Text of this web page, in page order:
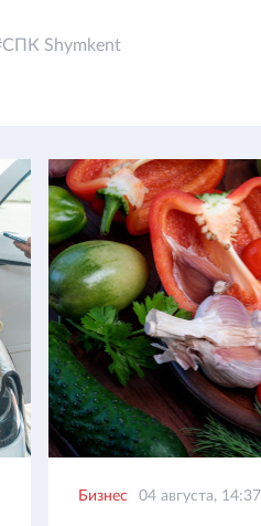
СПК Shymkent
Бизнес 04 августа, 14:37